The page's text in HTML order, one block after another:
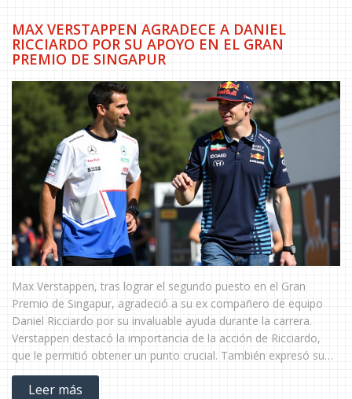
MAX VERSTAPPEN AGRADECE A DANIEL
RICCIARDO POR SU APOYO EN EL GRAN
PREMIO DE SINGAPUR
Max Verstappen, tras lograr el segundo puesto en el Gran
Premio de Singapur, agradeció a su ex compañero de equipo
Daniel Ricciardo por su invaluable ayuda durante la carrera.
Verstappen destacó la importancia de la acción de Ricciardo,
que le permitió obtener un punto crucial. También expresó su
tristeza ante la posible retirada de Ricciardo y reflexionó sobre
la relación de respeto mutuo que mantienen.
Leer más